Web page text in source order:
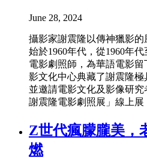
June 28, 2024
攝影家謝震隆以傳神獵影
始於1960年代，從1960年
電影劇照師，為華語電影
影文化中心典藏了謝震隆極
並邀請電影文化及影像研
謝震隆電影劇照展」線上展
Z世代瘋朦朧美，
燃